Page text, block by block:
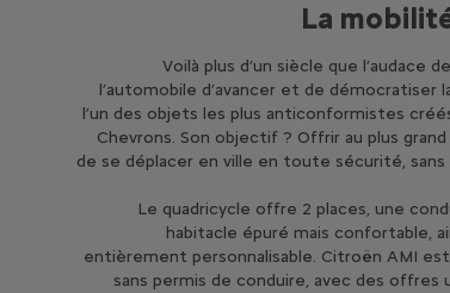
La mobilité
Voilà plus d’un siècle que l’audace
l’automobile d’avancer et de démocratiser
l’un des objets les plus anticonformistes
Chevrons. Son objectif ? Offrir au plus
de se déplacer en ville en toute sécurité,
Le quadricycle offre 2 places, une
habitacle épuré mais confortable,
entièrement personnalisable. Citroën AMI
sans permis de conduire, avec des offres